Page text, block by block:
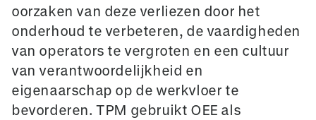
oorzaken van deze verliezen door het
onderhoud te verbeteren, de vaardigheden
van operators te vergroten en een cultuur
van verantwoordelijkheid en
eigenaarschap op de werkvloer te
bevorderen. TPM gebruikt OEE als